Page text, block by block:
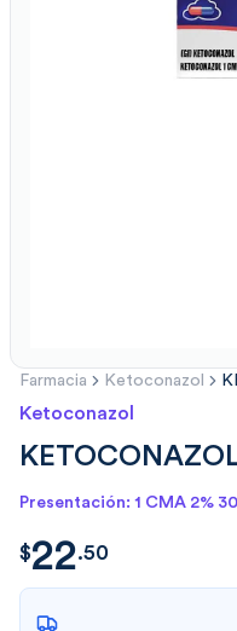
Farmacia Ketoconazol
Ketoconazol
Presentación: 1 CMA 2%
$22.50
$22.50